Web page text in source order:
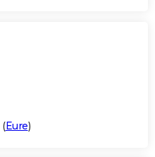
(Eure)